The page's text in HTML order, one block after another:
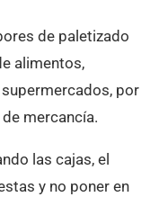
de paletizado
alimentos,
por
mercancía.
las cajas, el
y no poner en